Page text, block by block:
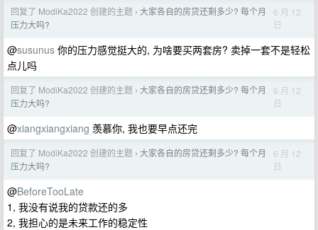
回复了 ModiKa2022 创建的主题 › 大家各自的房贷还剩多少? 每个月
压力大吗?
6 月 12
日
@susunus 你的压力感觉挺大的, 为啥要买两套房? 卖掉一套不是轻松
点儿吗
回复了 ModiKa2022 创建的主题 › 大家各自的房贷还剩多少? 每个月
压力大吗?
6 月 12
日
@xiangxiangxiang 羡慕你, 我也要早点还完
回复了 ModiKa2022 创建的主题 › 大家各自的房贷还剩多少? 每个月
压力大吗?
6 月 12
日
@BeforeTooLate
1, 我没有说我的贷款还的多
2, 我担心的是未来工作的稳定性